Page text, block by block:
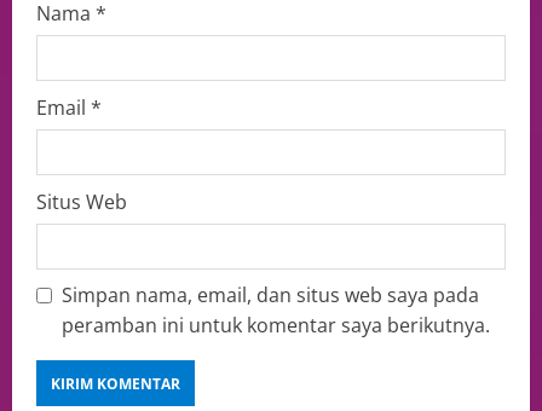
Nama *
Email *
Situs Web
Simpan nama, email, dan situs web saya pada
peramban ini untuk komentar saya berikutnya.